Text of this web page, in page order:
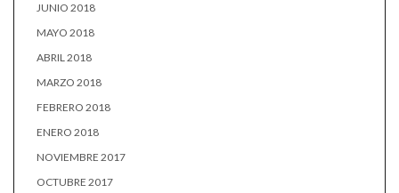
JUNIO 2018
MAYO 2018
ABRIL 2018
MARZO 2018
FEBRERO 2018
ENERO 2018
NOVIEMBRE 2017
OCTUBRE 2017